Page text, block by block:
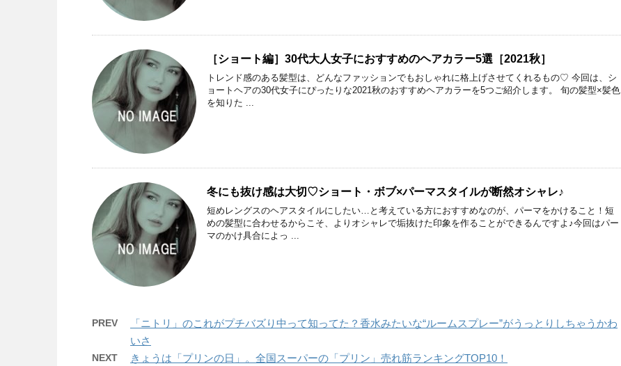
［ショート編］30代大人女子におすすめのヘアカラー5選［2021秋］
トレンド感のある髪型は、どんなファッションでもおしゃれに格上げさせてくれるもの♡ 今回は、シ
ョートヘアの30代女子にぴったりな2021秋のおすすめヘアカラーを5つご紹介します。 旬の髪型×髪色
を知りた ...
冬にも抜け感は大切♡ショート・ボブ×パーマスタイルが断然オシャレ♪
短めレングスのヘアスタイルにしたい…と考えている方におすすめなのが、パーマをかけること！短
めの髪型に合わせるからこそ、よりオシャレで垢抜けた印象を作ることができるんですよ♪今回はパー
マのかけ具合によっ ...
PREV
「ニトリ」のこれがプチバズり中って知ってた？香水みたいな“ルームスプレー”がうっとりしちゃうかわ
いさ
NEXT きょうは「プリンの日」。全国スーパーの「プリン」売れ筋ランキングTOP10！